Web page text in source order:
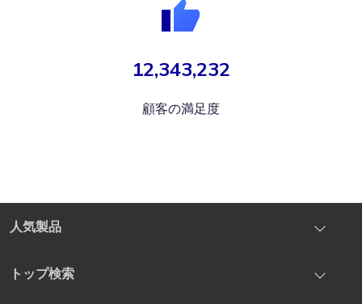
12,343,232
顧客の満足度
人気製品
トップ検索